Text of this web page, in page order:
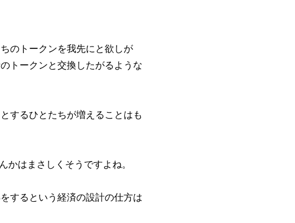
のトークンを我先にと欲しが
トークンと交換したがるような
するひとたちが増えることはも
はまさしくそうですよね。
するという経済の設計の仕方は